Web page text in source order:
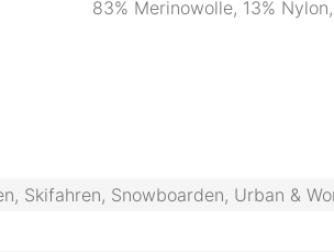
83% Merinowolle, 13%
Skifahren, Snowboarden, Urban &